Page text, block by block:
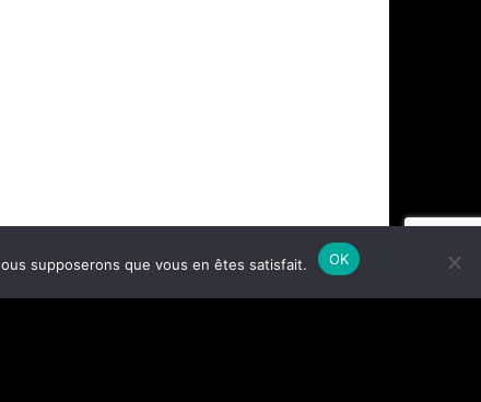
supposerons que vous en êtes satisfait. OK